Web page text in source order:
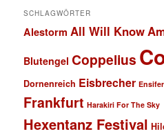
SCHLAGWÖRTER
Alestorm All Will Know
Blutengel Coppelius
Dornenreich Eisbrecher
Frankfurt Harakiri For The Sky
Hexentanz Festival